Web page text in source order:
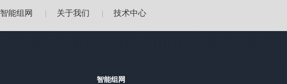
智能组网 | 关于我们 | 技术中心
智能组网